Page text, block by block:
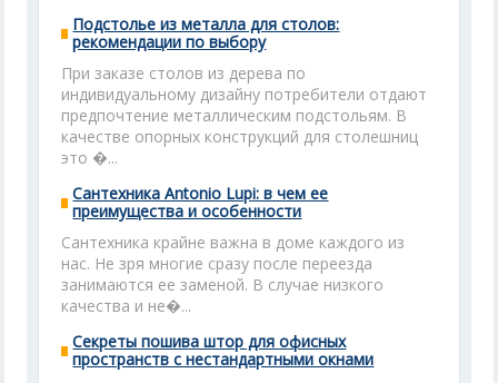
Подстолье из металла для столов:
рекомендации по выбору
При заказе столов из дерева по
индивидуальному дизайну потребители отдают
предпочтение металлическим подстольям. В
качестве опорных конструкций для столешниц
это �...
Сантехника Antonio Lupi: в чем ее
преимущества и особенности
Сантехника крайне важна в доме каждого из
нас. Не зря многие сразу после переезда
занимаются ее заменой. В случае низкого
качества и не�...
Секреты пошива штор для офисных
пространств с нестандартными окнами